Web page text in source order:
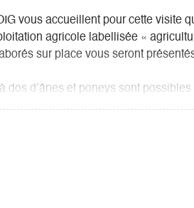
vous accueillent pour cette visite
agricole labellisée «
sur place vous seront
dos d’ânes et poneys sont